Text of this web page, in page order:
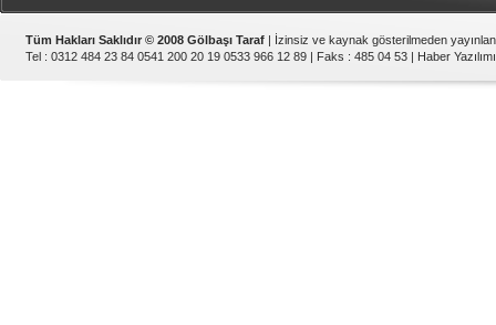
Tüm Hakları Saklıdır © 2008 Gölbaşı Taraf | İzinsiz ve kaynak gösterilmeden
Tel : 0312 484 23 84 0541 200 20 19 0533 966 12 89 | Faks : 485 04 53 | Haber Yazılımı